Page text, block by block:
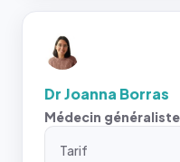
Dr Joanna Borras
Médecin généraliste
Tarif